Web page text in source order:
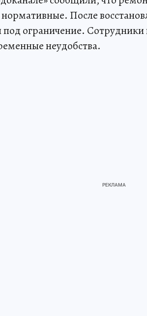
После
под ограничение.
неудобства.